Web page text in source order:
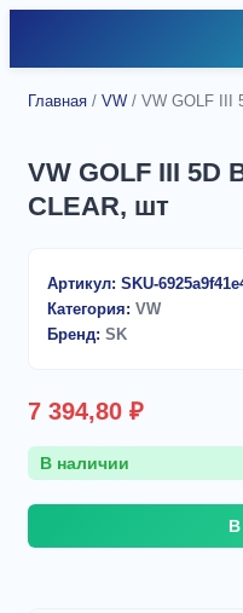
Главная / VW / VW GOLF III
VW GOLF III 5D
CLEAR, шт
Артикул: SKU-
Категория: VW
Бренд: SK
7 394,80 ₽
В наличии
Количество
В